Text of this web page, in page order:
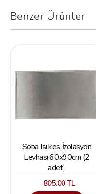
Benzer Ürünler
Soba Isı kes İzolasyon
Levhası 60x90cm (2
adet)
805.00 TL